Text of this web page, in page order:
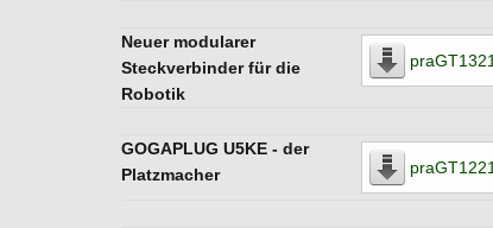
Neuer modularer
Steckverbinder für die
Robotik
GOGAPLUG U5KE - der
Platzmacher